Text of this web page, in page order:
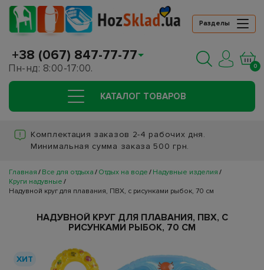
Разделы
+38 (067) 847-77-77
Пн-нд: 8:00-17:00. 0
КАТАЛОГ ТОВАРОВ
Комплектация заказов 2-4 рабочих дня.
Минимальная сумма заказа 500 грн.
Главная Все для отдыха Отдых на воде
Надувные изделия
Круги надувные
Надувной круг для плавания, ПВХ, с рисунками рыбок, 70 см
НАДУВНОЙ КРУГ ДЛЯ ПЛАВАНИЯ, ПВХ, С
РИСУНКАМИ РЫБОК, 70 СМ
ХИТ